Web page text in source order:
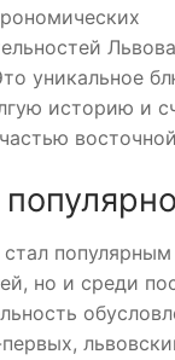
уникальное
историю и
но и среди